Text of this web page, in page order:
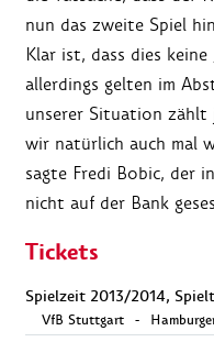
nun das zweite Spiel
Klar ist, dass dies
allerdings gelten im
unserer Situation zählt
wir natürlich auch mal
sagte Fredi Bobic, der
nicht auf der Bank
Tickets
Spielzeit 2013/2014,
VfB Stuttgart -